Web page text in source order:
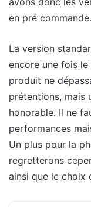
en pré commande.
La version
encore une fois
produit ne
prétentions, mais
honorable. Il ne
performances
Un plus pour la
regretterons
ainsi que le choix